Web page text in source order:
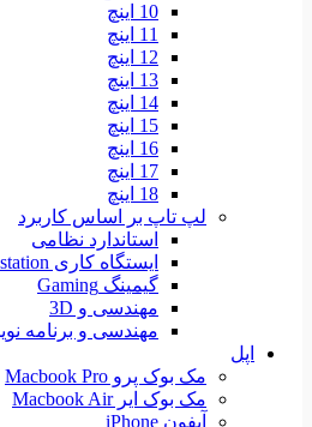
10 اینچ
11 اینچ
12 اینچ
13 اینچ
14 اینچ
15 اینچ
16 اینچ
17 اینچ
18 اینچ
لپ تاپ بر اساس کاربرد
استاندارد نظامی
ایستگاه کاری Workstation
گیمینگ Gaming
مهندسی و 3D
مهندسی و برنامه
اپل
مک بوک پرو Macbook Pro
مک بوک ایر Macbook Air
آیفون iPhone